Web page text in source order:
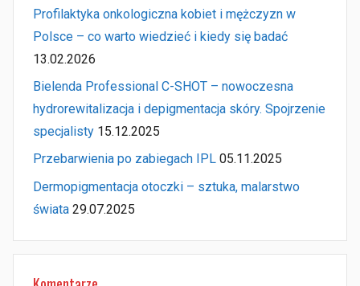
Profilaktyka onkologiczna kobiet i mężczyzn w
Polsce – co warto wiedzieć i kiedy się badać
13.02.2026
Bielenda Professional C-SHOT – nowoczesna
hydrorewitalizacja i depigmentacja skóry. Spojrzenie
specjalisty 15.12.2025
Przebarwienia po zabiegach IPL 05.11.2025
Dermopigmentacja otoczki – sztuka, malarstwo
świata 29.07.2025